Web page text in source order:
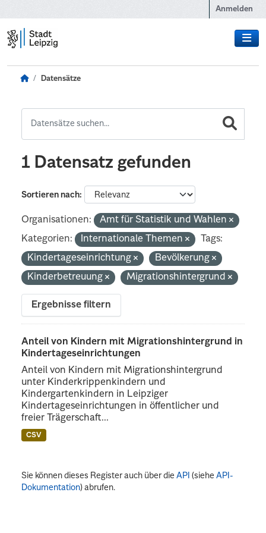
Anmelden
Datensätze
1 Datensatz gefunden
Sortieren nach
Organisationen:
Amt für Statistik und Wahlen
Kategorien:
Internationale Themen
Tags:
Kindertageseinrichtung
Bevölkerung
Kinderbetreuung
Migrationshintergrund
Ergebnisse filtern
Anteil von Kindern mit Migrationshintergrund in
Kindertageseinrichtungen
Anteil von Kindern mit Migrationshintergrund
unter Kinderkrippenkindern und
Kindergartenkindern in Leipziger
Kindertageseinrichtungen in öffentlicher und
freier Trägerschaft...
CSV
Sie können dieses Register auch über dieAPI (sieheAPI-
Dokumentation) abrufen.